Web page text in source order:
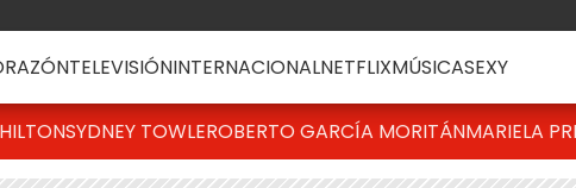
TELEVISIÓNINTERNACIONALNETFLIXMÚSICASEXY
SYDNEY TOWLEROBERTO GARCÍA MORITÁNMARIELA